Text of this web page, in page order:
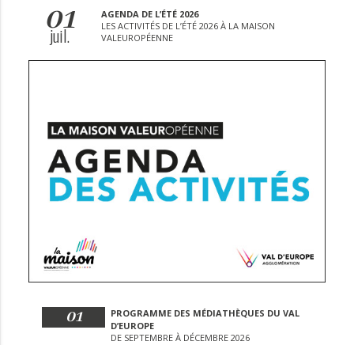
01
juil.
AGENDA DE L’ÉTÉ 2026
LES ACTIVITÉS DE L’ÉTÉ 2026 À LA MAISON
VALEUROPÉENNE
01
PROGRAMME DES MÉDIATHÈQUES DU VAL
D’EUROPE
DE SEPTEMBRE À DÉCEMBRE 2026